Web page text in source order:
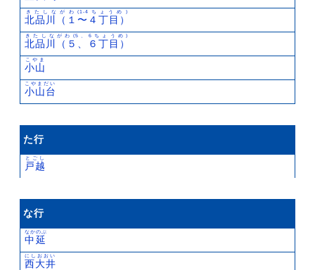
北品川（１〜４丁目）
きたしながわ(1-4ちょうめ)
北品川（５、６丁目）
きたしながわ(5、6ちょうめ)
小山
こやま
小山台
こやまだい
た行
戸越
とごし
な行
中延
なかのぶ
西大井
にしおおい